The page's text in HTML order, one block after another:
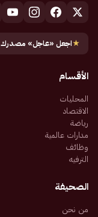
★اجعل «عاجل» مصدرك
الأقسام
المحليات
الاقتصاد
رياضة
مدارات عالمية
وظائف
الترفيه
الصحيفة
من نحن